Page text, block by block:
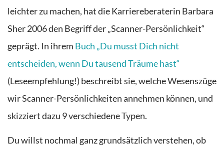
leichter zu machen, hat die Karriereberaterin Barbara
Sher 2006 den Begriff der „Scanner-Persönlichkeit“
geprägt. In ihrem Buch „Du musst Dich nicht
entscheiden, wenn Du tausend Träume hast“
(Leseempfehlung!) beschreibt sie, welche Wesenszüge
wir Scanner-Persönlichkeiten annehmen können, und
skizziert dazu 9 verschiedene Typen.
Du willst nochmal ganz grundsätzlich verstehen, ob